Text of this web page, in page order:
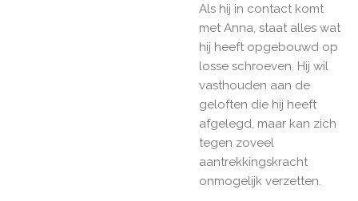
Als hij in contact komt
met Anna, staat alles wat
hij heeft opgebouwd op
losse schroeven. Hij wil
vasthouden aan de
geloften die hij heeft
afgelegd, maar kan zich
tegen zoveel
aantrekkingskracht
onmogelijk verzetten.